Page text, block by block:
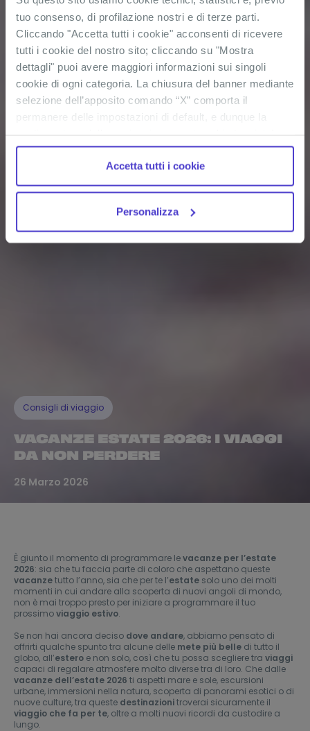
tuo consenso, di profilazione nostri e di terze parti.
Cliccando "Accetta tutti i cookie" acconsenti di ricevere
tutti i cookie del nostro sito; cliccando su "Mostra
dettagli" puoi avere maggiori informazioni sui singoli
cookie di ogni categoria. La chiusura del banner mediante
selezione dell’apposito comando “X” comporta il
permanere delle impostazioni di default, e dunque la
casella dei cookie statistici è già selezionata poiché, non
permettendo la diretta individuazione dell’interessato (cd.
single out), i relativi cookie sono equiparati ai tecnici, ma
deselezionando la relativa casella. Se vuoi maggiori
informazioni sul funzionamento dei cookie attivi sul
Accetta tutti i cookie
Personalizza
Consigli di viaggio
VACANZE ESTATE 2026: I VIAGGI
DA NON PERDERE
26 Marzo 2026
È giunto il momento di programmare levacanze per l’estate
2026: sia che tu faccia parte di coloro che aspettano queste
vacanzetutto l’anno, sia che per te l’estate solo uno dei molti
momenti in cui andare alla scoperta di nuovi angoli di mondo,
non è mai troppo presto per iniziare a programmare il tuo
prossimoviaggio estivo.
Se non hai ancora deciso dove andare, abbiamo pensato di
offrirti qualche spunto tra alcune delle mete più belle di tutto il
globo, all’estero e non solo, così che tu possa scegliere tra viaggi
capaci di regalare atmosfere molto diverse tra di loro. Che dalle
vacanze dell’estate 2026 ti aspetti mare e sole, escursioni
urbane, immersioni nella natura, scoperta di panorami esotici o di
nuove culture, tra queste destinazionitroverai sicuramente il
viaggio che fa per te, oltre a molti nuovi ricordi da custodire a
lungo.